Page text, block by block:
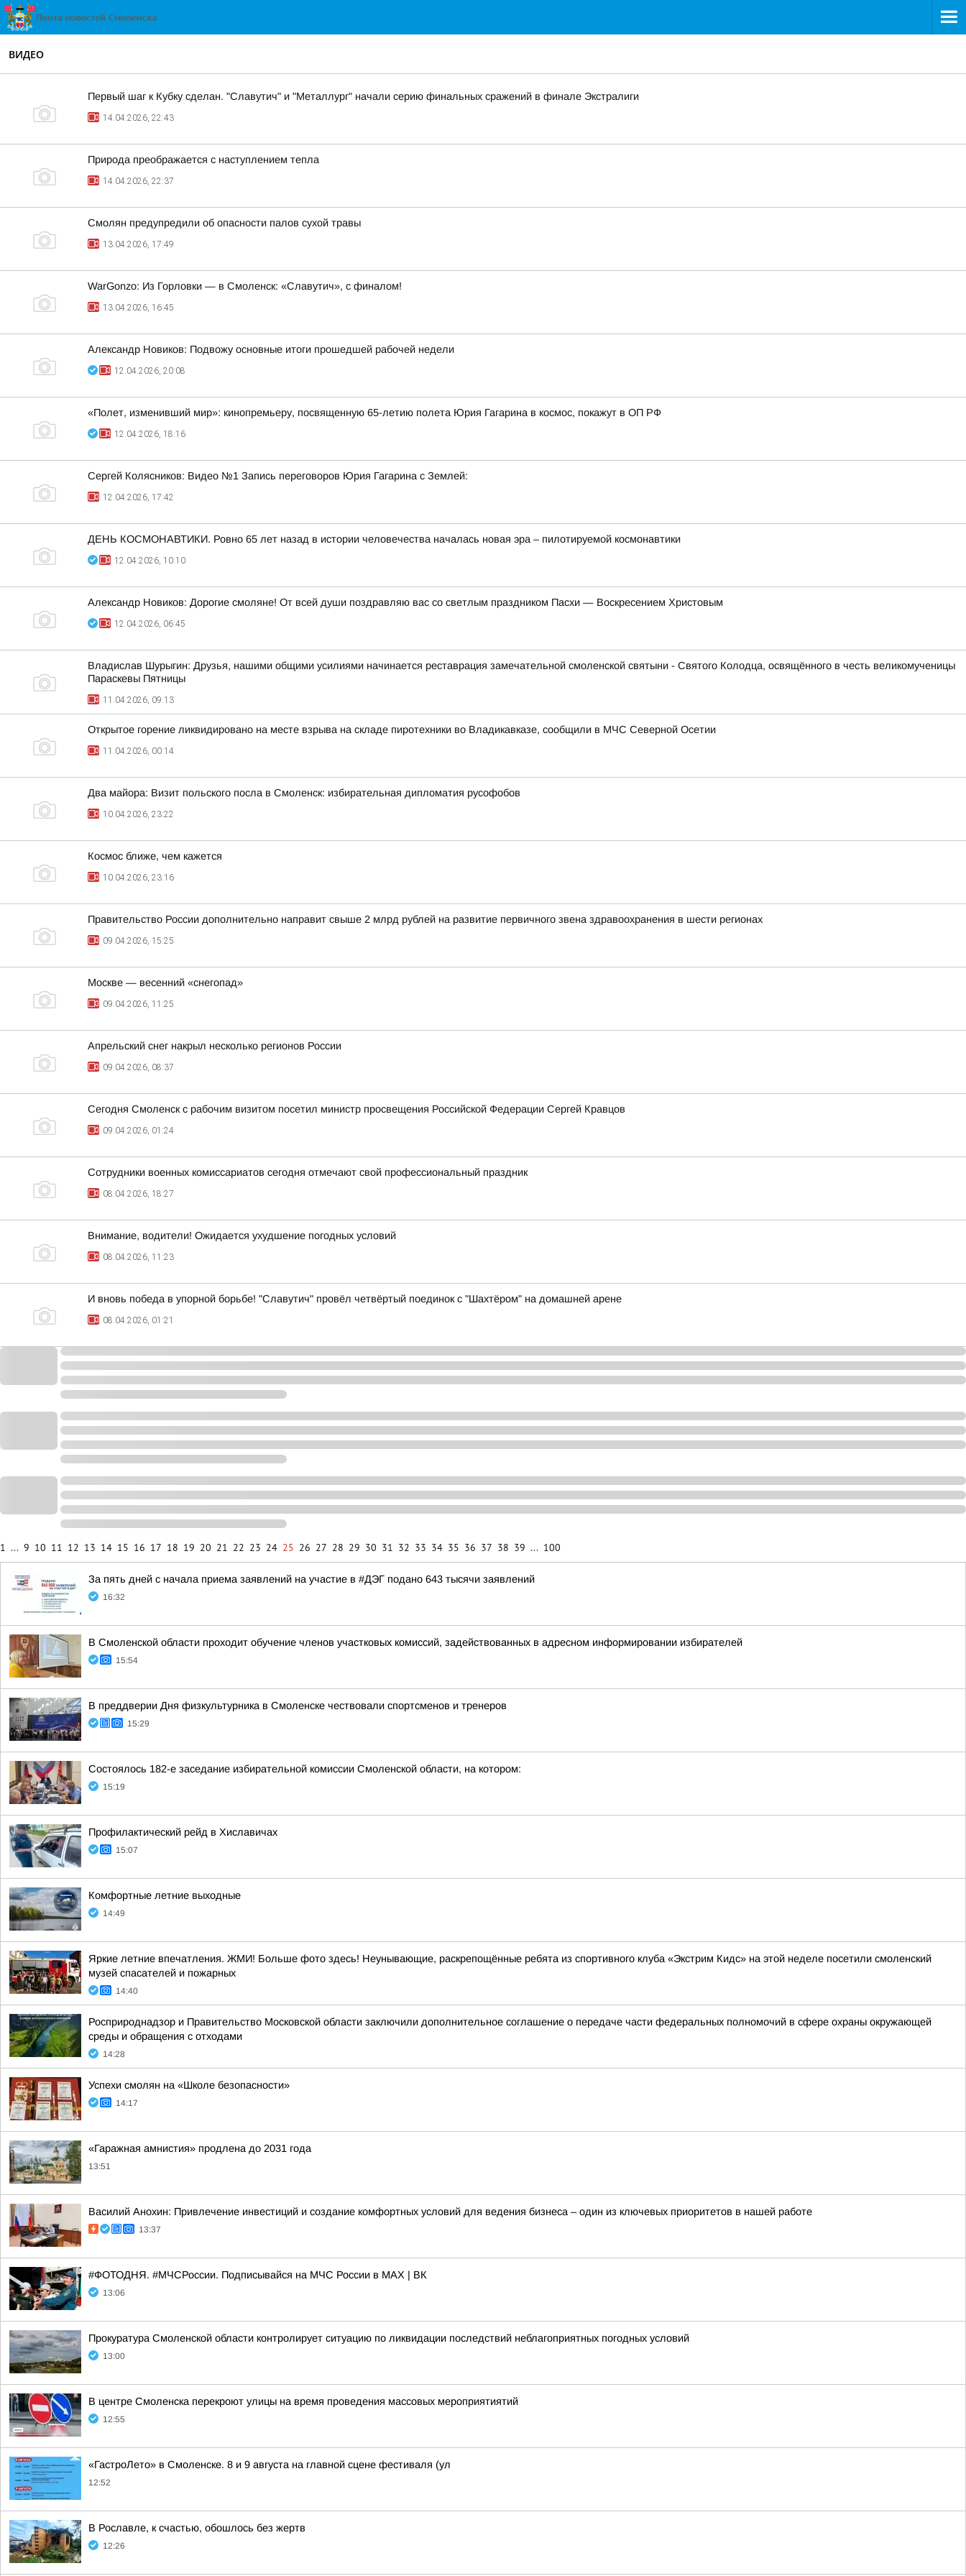
ВИДЕО
Первый шаг к Кубку сделан. "Славутич" и "Металлург" начали серию финальных сражений в финале Экстралиги
14.04.2026, 22:43
Природа преображается с наступлением тепла
14.04.2026, 22:37
Смолян предупредили об опасности палов сухой травы
13.04.2026, 17:49
WarGonzo: Из Горловки — в Смоленск: «Славутич», с финалом!
13.04.2026, 16:45
Александр Новиков: Подвожу основные итоги прошедшей рабочей недели
12.04.2026, 20:08
«Полет, изменивший мир»: кинопремьеру, посвященную 65-летию полета Юрия Гагарина в космос, покажут в ОП РФ
12.04.2026, 18:16
Сергей Колясников: Видео №1 Запись переговоров Юрия Гагарина с Землей:
12.04.2026, 17:42
ДЕНЬ КОСМОНАВТИКИ. Ровно 65 лет назад в истории человечества началась новая эра – пилотируемой космонавтики
12.04.2026, 10:10
Александр Новиков: Дорогие смоляне! От всей души поздравляю вас со светлым праздником Пасхи — Воскресением Христовым
12.04.2026, 06:45
Владислав Шурыгин: Друзья, нашими общими усилиями начинается реставрация замечательной смоленской святыни - Святого Колодца, освящённого в честь великомученицы
Параскевы Пятницы
11.04.2026, 09:13
Открытое горение ликвидировано на месте взрыва на складе пиротехники во Владикавказе, сообщили в МЧС Северной Осетии
11.04.2026, 00:14
Два майора: Визит польского посла в Смоленск: избирательная дипломатия русофобов
10.04.2026, 23:22
Космос ближе, чем кажется
10.04.2026, 23:16
Правительство России дополнительно направит свыше 2 млрд рублей на развитие первичного звена здравоохранения в шести регионах
09.04.2026, 15:25
Москве — весенний «снегопад»
09.04.2026, 11:25
Апрельский снег накрыл несколько регионов России
09.04.2026, 08:37
Сегодня Смоленск с рабочим визитом посетил министр просвещения Российской Федерации Сергей Кравцов
09.04.2026, 01:24
Сотрудники военных комиссариатов сегодня отмечают свой профессиональный праздник
08.04.2026, 18:27
Внимание, водители! Ожидается ухудшение погодных условий
08.04.2026, 11:23
И вновь победа в упорной борьбе! "Славутич" провёл четвёртый поединок с "Шахтёром" на домашней арене
08.04.2026, 01:21
1 ... 9 10 11 12 13 14 15 16 17 18 19 20 21 22 23 24 25 26 27 28 29 30 31 32 33 34 35 36 37 38 39 ... 100
За пять дней с начала приема заявлений на участие в #ДЭГ подано 643 тысячи заявлений
16:32
В Смоленской области проходит обучение членов участковых комиссий, задействованных в адресном информировании избирателей
15:54
В преддверии Дня физкультурника в Смоленске чествовали спортсменов и тренеров
15:29
Состоялось 182-е заседание избирательной комиссии Смоленской области, на котором:
15:19
Профилактический рейд в Хиславичах
15:07
Комфортные летние выходные
14:49
Яркие летние впечатления. ЖМИ! Больше фото здесь! Неунывающие, раскрепощённые ребята из спортивного клуба «Экстрим Кидс» на этой неделе посетили смоленский
музей спасателей и пожарных
14:40
Росприроднадзор и Правительство Московской области заключили дополнительное соглашение о передаче части федеральных полномочий в сфере охраны окружающей
среды и обращения с отходами
14:28
Успехи смолян на «Школе безопасности»
14:17
«Гаражная амнистия» продлена до 2031 года
13:51
Василий Анохин: Привлечение инвестиций и создание комфортных условий для ведения бизнеса – один из ключевых приоритетов в нашей работе
13:37
#ФОТОДНЯ. #МЧСРоссии. Подписывайся на МЧС России в MAX | ВК
13:06
Прокуратура Смоленской области контролирует ситуацию по ликвидации последствий неблагоприятных погодных условий
13:00
В центре Смоленска перекроют улицы на время проведения массовых мероприятиятий
12:55
«ГастроЛето» в Смоленске. 8 и 9 августа на главной сцене фестиваля (ул
12:52
В Рославле, к счастью, обошлось без жертв
12:26